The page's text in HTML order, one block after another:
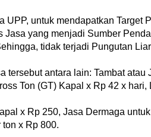
UPP, untuk mendapatkan Target
Jasa yang menjadi Sumber
tidak terjadi Pungutan
tersebut antara lain: Tambat
Ton (GT) Kapal x Rp 42 x
x Rp 250, Jasa Dermaga
ton x Rp 800.